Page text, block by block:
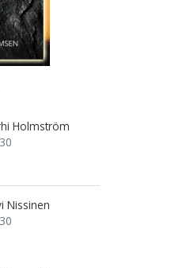
Holmström
Nissinen